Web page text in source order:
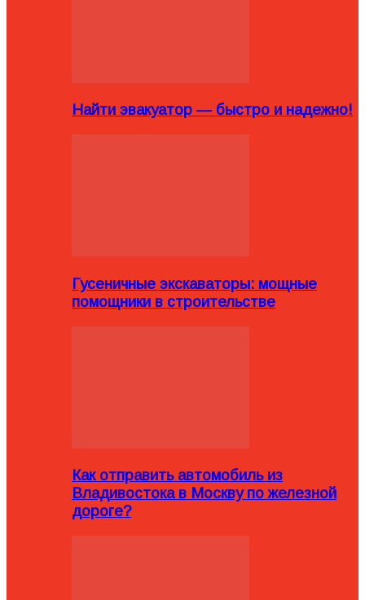
Найти эвакуатор — быстро и надежно!
Гусеничные экскаваторы: мощные
помощники в строительстве
Как отправить автомобиль из
Владивостока в Москву по железной
дороге?